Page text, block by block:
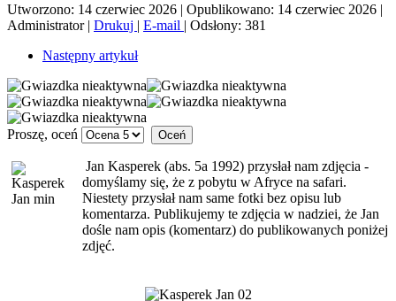
Utworzono: 14 czerwiec 2026 | Opublikowano: 14 czerwiec 2026 |
Administrator| Drukuj | E-mail | Odsłony: 381
Następny artykuł
Proszę, oceń
Jan Kasperek (abs. 5a 1992) przysłał nam zdjęcia -
domyślamy się, że z pobytu w Afryce na safari.
Niestety przysłał nam same fotki bez opisu lub
komentarza. Publikujemy te zdjęcia w nadziei, że Jan
dośle nam opis (komentarz) do publikowanych poniżej
zdjęć.